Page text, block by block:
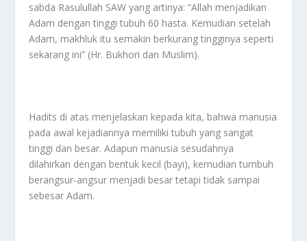
sabda Rasulullah SAW yang artinya: “Allah menjadikan
Adam dengan tinggi tubuh 60 hasta. Kemudian setelah
Adam, makhluk itu semakin berkurang tingginya seperti
sekarang ini” (Hr. Bukhori dan Muslim).
Hadits di atas menjelaskan kepada kita, bahwa manusia
pada awal kejadiannya memiliki tubuh yang sangat
tinggi dan besar. Adapun manusia sesudahnya
dilahirkan dengan bentuk kecil (bayi), kemudian tumbuh
berangsur-angsur menjadi besar tetapi tidak sampai
sebesar Adam.